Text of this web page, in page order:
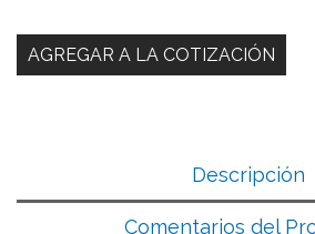
Descripción
Comentarios del